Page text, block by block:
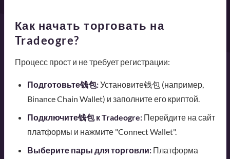
Как начать торговать на
Tradeogre?
Процесс прост и не требует регистрации:
Подготовьте钱包:Установите钱包 (например,
Binance Chain Wallet) и заполните его криптой.
Подключите钱包 к Tradeogre:Перейдите на сайт
платформы и нажмите "Connect Wallet".
Выберите пары для торговли:Платформа